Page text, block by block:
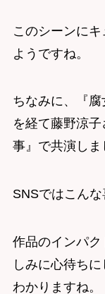
このシーンに
ようですね。
ちなみに、『
を経て藤野涼
事』で共演しま
SNSではこんな
作品のインパ
しみに心待ち
わかりますね。